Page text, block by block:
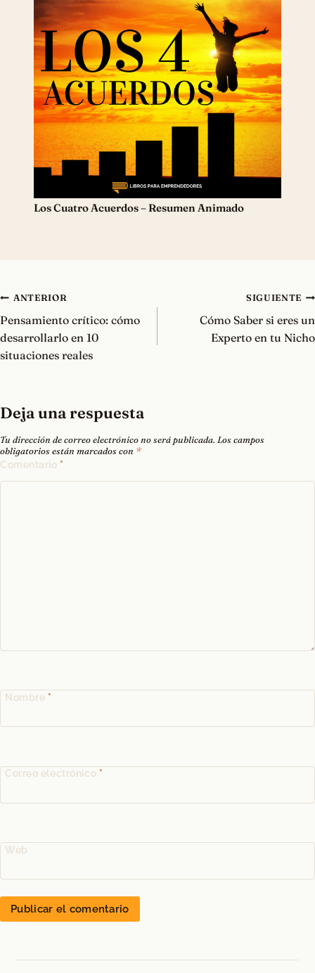
Los Cuatro Acuerdos – Resumen Animado
Navegación
de
entradas
ANTERIOR
Pensamiento crítico: cómo
desarrollarlo en 10
situaciones reales
SIGUIENTE
Cómo Saber si eres un
Experto en tu Nicho
Deja una respuesta
Tu dirección de correo electrónico no será publicada. Los campos
obligatorios están marcados con *
Comentario *
Nombre *
Correo electrónico *
Web